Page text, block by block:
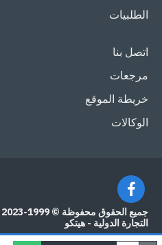
الطلبيات
اتصل بنا
مرجعات
خريطة الموقع
الوكالات
التجارة الدولية - هيتكو